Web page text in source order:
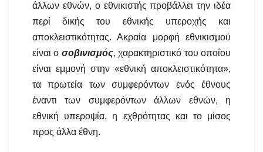
άλλων εθνών, ο εθνικιστής προβάλλει την ιδέα
περί δικής του εθνικής υπεροχής και
αποκλειστικότητας. Ακραία μορφή εθνικισμού
είναι ο σοβινισμός, χαρακτηριστικό του οποίου
είναι εμμονή στην «εθνική αποκλειστικότητα»,
τα πρωτεία των συμφερόντων ενός έθνους
έναντι των συμφερόντων άλλων εθνών, η
εθνική υπεροψία, η εχθρότητας και το μίσος
προς άλλα έθνη.